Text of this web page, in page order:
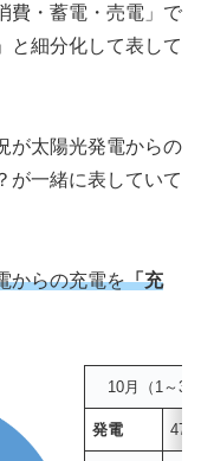
費・蓄電・売電」で
と細分化して表して
が太陽光発電からの
が一緒に表していて
からの充電を「充
10月（1～31
発電